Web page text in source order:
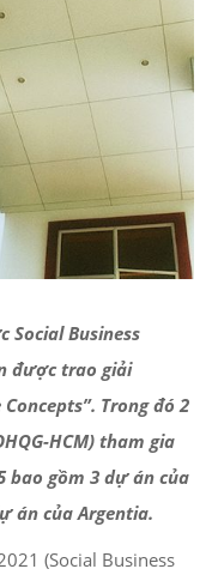
Social Business
được trao giải
Trong đó 2
HCM) tham gia
bao gồm 3 dự án của
án của Argentia.
(Social Business